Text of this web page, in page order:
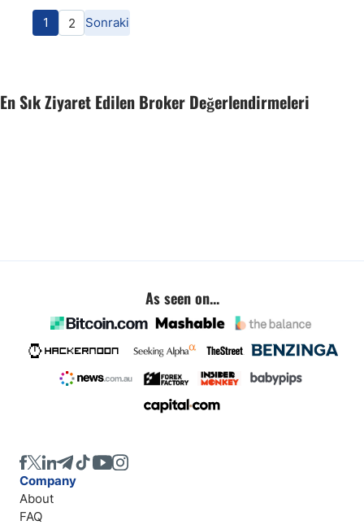
1 2 Sonraki
En Sık Ziyaret Edilen Broker Değerlendirmeleri
As seen on...
Company
About
FAQ